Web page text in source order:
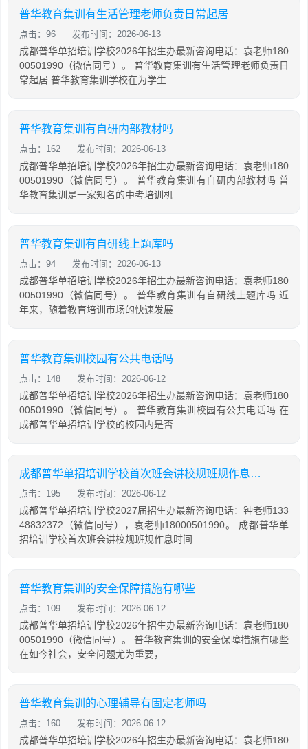
普华教育集训有生活管理老师负责日常起居
点击：96 发布时间：2026-06-13
成都普华单招培训学校2026年招生办最新咨询电话：袁老师180
00501990（微信同号）。 普华教育集训有生活管理老师负责日
常起居 普华教育集训学校在为学生
普华教育集训有自研内部教材吗
点击：162 发布时间：2026-06-13
成都普华单招培训学校2026年招生办最新咨询电话：袁老师180
00501990（微信同号）。 普华教育集训有自研内部教材吗 普
华教育集训是一家知名的中考培训机
普华教育集训有自研线上题库吗
点击：94 发布时间：2026-06-13
成都普华单招培训学校2026年招生办最新咨询电话：袁老师180
00501990（微信同号）。 普华教育集训有自研线上题库吗 近
年来，随着教育培训市场的快速发展
普华教育集训校园有公共电话吗
点击：148 发布时间：2026-06-12
成都普华单招培训学校2026年招生办最新咨询电话：袁老师180
00501990（微信同号）。 普华教育集训校园有公共电话吗 在
成都普华单招培训学校的校园内是否
成都普华单招培训学校首次班会讲校规班规作息时间
点击：195 发布时间：2026-06-12
成都普华单招培训学校2027届招生办最新咨询电话：钟老师133
48832372（微信同号），袁老师18000501990。 成都普华单
招培训学校首次班会讲校规班规作息时间
普华教育集训的安全保障措施有哪些
点击：109 发布时间：2026-06-12
成都普华单招培训学校2026年招生办最新咨询电话：袁老师180
00501990（微信同号）。 普华教育集训的安全保障措施有哪些
在如今社会，安全问题尤为重要，
普华教育集训的心理辅导有固定老师吗
点击：160 发布时间：2026-06-12
成都普华单招培训学校2026年招生办最新咨询电话：袁老师180